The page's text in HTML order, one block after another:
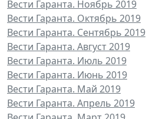
Вести Гаранта. Ноябрь 2019
Вести Гаранта. Октябрь 2019
Вести Гаранта. Сентябрь 2019
Вести Гаранта. Август 2019
Вести Гаранта. Июль 2019
Вести Гаранта. Июнь 2019
Вести Гаранта. Май 2019
Вести Гаранта. Апрель 2019